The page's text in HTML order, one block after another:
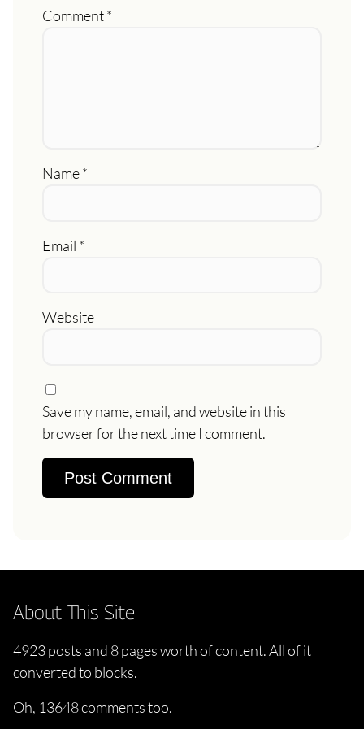
Comment*
Name*
Email *
Website
Save my name, email, and website in this
browser for the next time I comment.
About This Site
4923 posts and 8 pages worth of content. All of it
converted to blocks.
Oh, 13648 comments too.